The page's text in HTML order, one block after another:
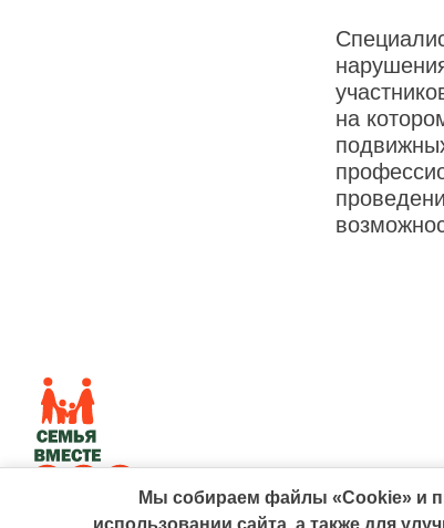
на
Политика персональных данных
Мы собираем файлы «Cookie» и
использовании сайта, а также для